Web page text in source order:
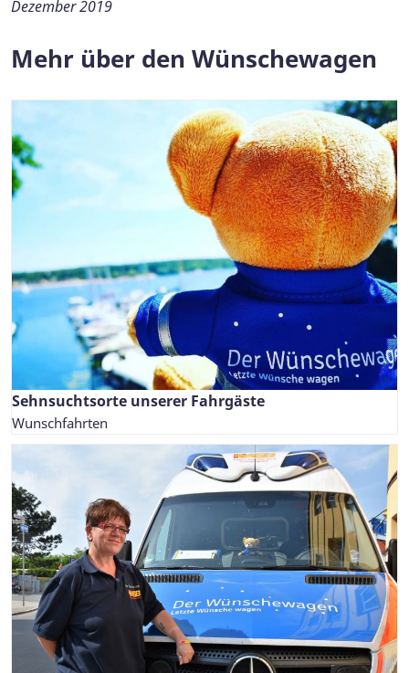
Dezember 2019
Mehr über den Wünschewagen
Sehnsuchtsorte unserer Fahrgäste
Wunschfahrten